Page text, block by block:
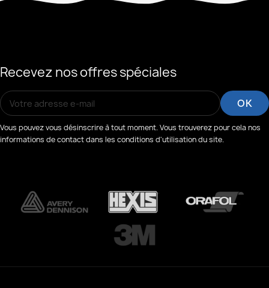
Recevez nos offres spéciales
Vous pouvez vous désinscrire à tout moment. Vous trouverez pour cela nos
informations de contact dans les conditions d'utilisation du site.